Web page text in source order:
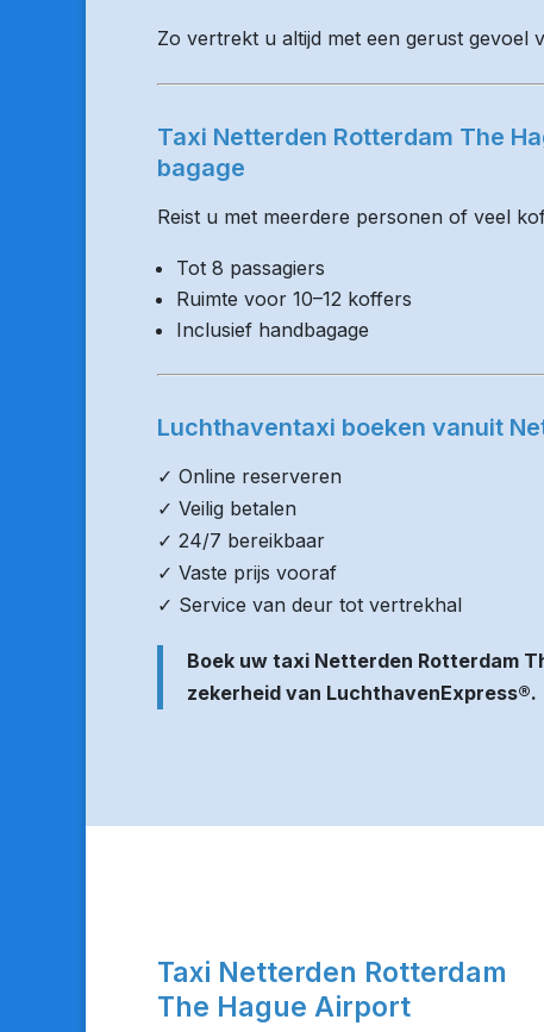
Zo vertrekt u altijd met een gerust gevoel
Taxi Netterden Rotterdam The
bagage
Reist u met meerdere personen of veel
Tot 8 passagiers
Ruimte voor 10–12 koffers
Inclusief handbagage
Luchthaventaxi boeken vanuit
✓ Online reserveren
✓ Veilig betalen
✓ 24/7 bereikbaar
✓ Vaste prijs vooraf
✓ Service van deur tot vertrekhal
Boek uw taxi Netterden Rotterdam
zekerheid van LuchthavenExpress®.
Taxi Netterden Rotterdam
The Hague Airport